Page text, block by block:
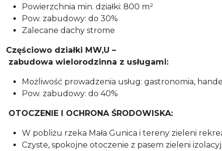
Powierzchnia min. działki: 800 m²
Pow. zabudowy: do 30%
Zalecane dachy strome
Częściowo działki MW,U –
zabudowa wielorodzinna z usługami:
Możliwość prowadzenia usług: gastronomia,
Pow. zabudowy: do 40%
OTOCZENIE I OCHRONA ŚRODOWISKA:
W pobliżu rzeka Mała Gunica i tereny zieleni
Czyste, spokojne otoczenie z pasem zieleni